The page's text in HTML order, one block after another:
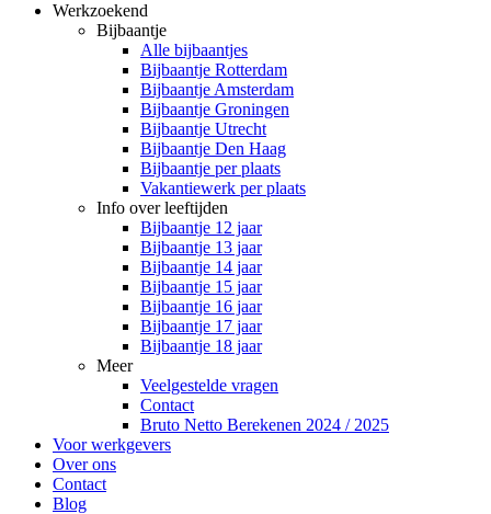
Werkzoekend
Bijbaantje
Alle bijbaantjes
Bijbaantje Rotterdam
Bijbaantje Amsterdam
Bijbaantje Groningen
Bijbaantje Utrecht
Bijbaantje Den Haag
Bijbaantje per plaats
Vakantiewerk per plaats
Info over leeftijden
Bijbaantje 12 jaar
Bijbaantje 13 jaar
Bijbaantje 14 jaar
Bijbaantje 15 jaar
Bijbaantje 16 jaar
Bijbaantje 17 jaar
Bijbaantje 18 jaar
Meer
Veelgestelde vragen
Contact
Bruto Netto Berekenen 2024 / 2025
Voor werkgevers
Over ons
Contact
Blog